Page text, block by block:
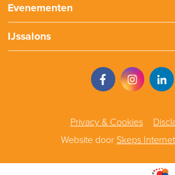
Evenementen
IJssalons
Privacy & Cookies
Website door Skeps